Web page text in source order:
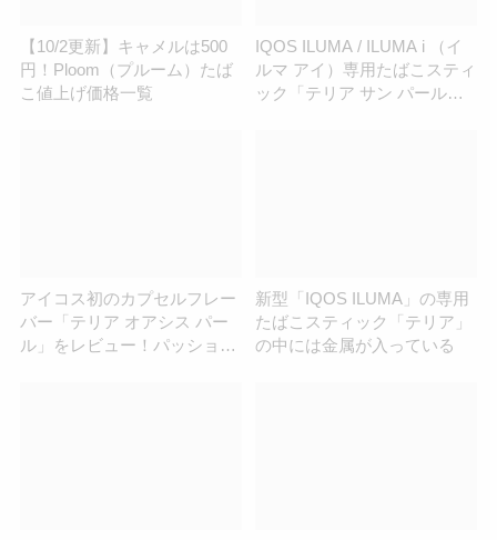
【10/2更新】キャメルは500
円！Ploom（プルーム）たば
こ値上げ価格一覧
IQOS ILUMA / ILUMA i （イ
ルマ アイ）専用たばこスティ
ック「テリア サン パール」
アイコス初のカプセルフレー
バー「テリア オアシス パー
ル」をレビュー！パッション
新型「IQOS ILUMA」の専用
たばこスティック「テリア」
の中には金属が入っている